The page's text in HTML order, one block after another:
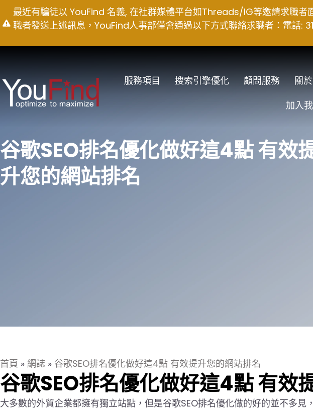
to
最近有騙徒以 YouFind 名義, 在社群媒體平台如Threads/IG等邀請求職
職者發送上述訊息，YouFind人事部僅會通過以下方式聯絡求職者：電話:
服務項目 搜索引擎優化 顧問服務 關
加入
谷歌SEO排名優化做好這4點 有效
升您的網站排名
首頁 » 網誌 » 谷歌SEO排名優化做好這4點 有效提升您的網站排名
谷歌SEO排名優化做好這4點 有效
大多數的外貿企業都擁有獨立站點，但是谷歌SEO排名優化做的好的並不多